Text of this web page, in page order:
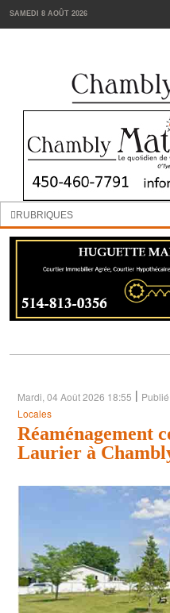
SAMEDI 8 AOÛT 2026
RUBRIQUES
INFORMATION
SPORTS
TENDANCES
ENVIRONNEMENT
ÉCONOMIE
Mardi, 04 Août 2026 18:55 |
Locales
Réaménagement
Laurier à